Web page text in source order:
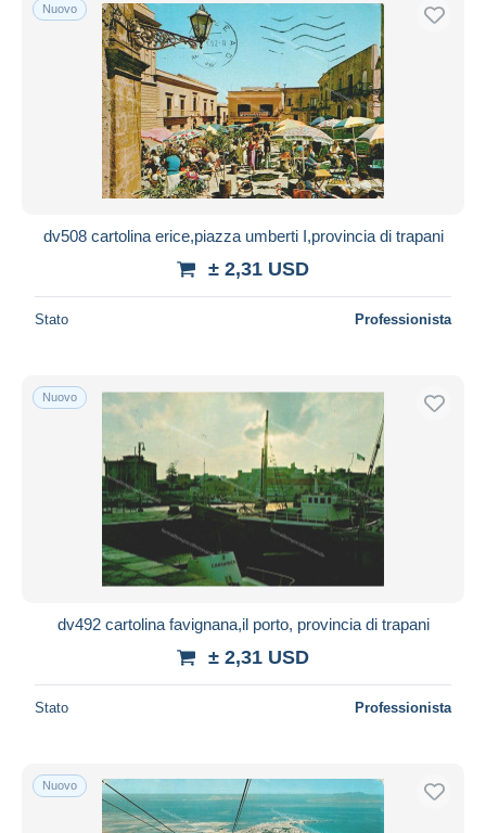
Nuovo
dv508 cartolina erice,piazza umberti I,provincia di trapani
± 2,31 USD
Stato Professionista
Nuovo
dv492 cartolina favignana,il porto, provincia di trapani
± 2,31 USD
Stato Professionista
Nuovo